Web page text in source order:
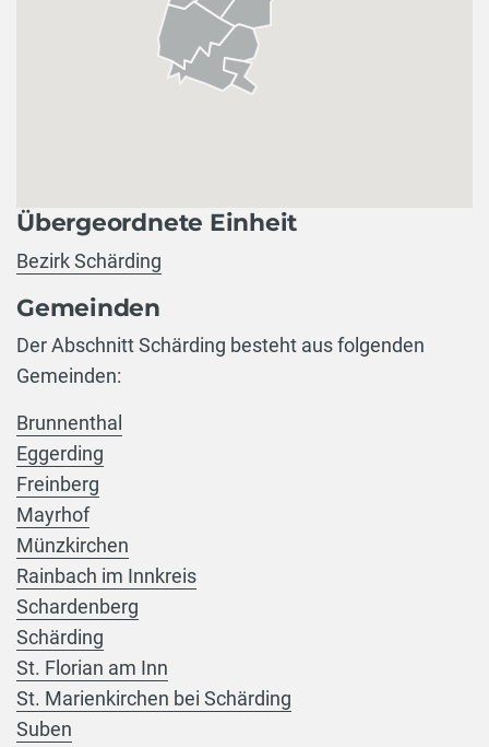
Übergeordnete Einheit
Bezirk Schärding
Gemeinden
Der Abschnitt Schärding besteht aus folgenden
Gemeinden:
Brunnenthal
Eggerding
Freinberg
Mayrhof
Münzkirchen
Rainbach im Innkreis
Schardenberg
Schärding
St. Florian am Inn
St. Marienkirchen bei Schärding
Suben